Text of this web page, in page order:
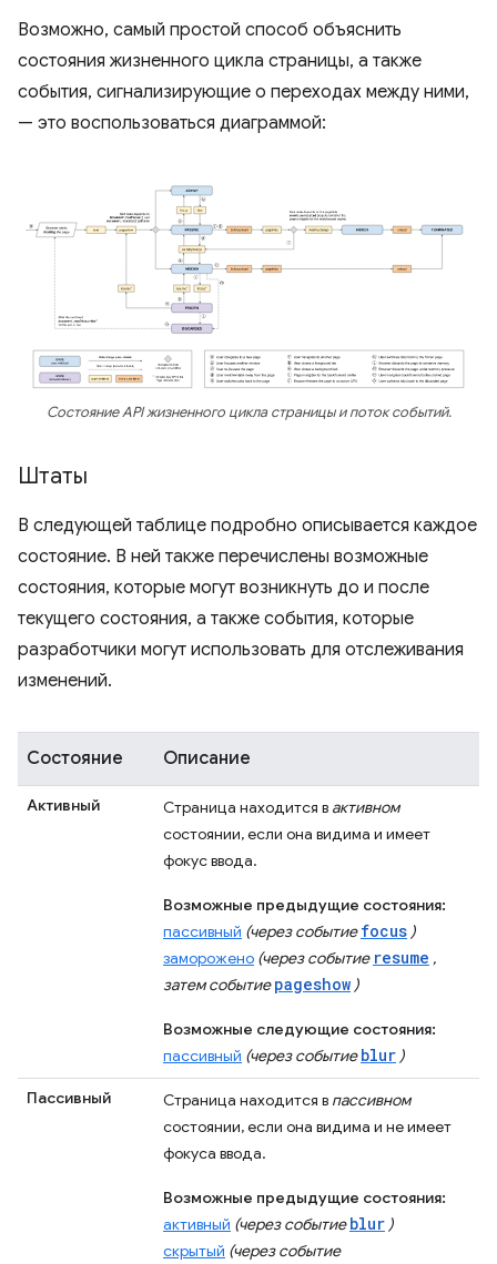
Возможно, самый простой способ объяснить
состояния жизненного цикла страницы, а также
события, сигнализирующие о переходах между ними,
— это воспользоваться диаграммой:
Состояние API жизненного цикла страницы и поток событий.
Штаты
В следующей таблице подробно описывается каждое
состояние. В ней также перечислены возможные
состояния, которые могут возникнуть до и после
текущего состояния, а также события, которые
разработчики могут использовать для отслеживания
изменений.
Состояние Описание
Активный Страница находится в активном
состоянии, если она видима и имеет
фокус ввода.
Возможные предыдущие состояния:
пассивный (через событиеfocus )
заморожено (через событие resume ,
затем событиеpageshow )
Возможные следующие состояния:
пассивный (через событиеblur )
Пассивный Страница находится в пассивном
состоянии, если она видима и не имеет
фокуса ввода.
Возможные предыдущие состояния:
активный (через событиеblur )
скрытый (через событие